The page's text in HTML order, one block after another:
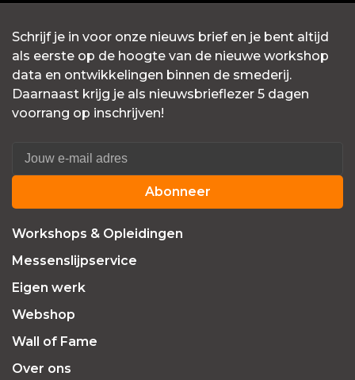
Schrijf je in voor onze nieuws brief en je bent altijd
als eerste op de hoogte van de nieuwe workshop
data en ontwikkelingen binnen de smederij.
Daarnaast krijg je als nieuwsbrieflezer 5 dagen
voorrang op inschrijven!
Abonneer
Workshops & Opleidingen
Messenslijpservice
Eigen werk
Webshop
Wall of Fame
Over ons